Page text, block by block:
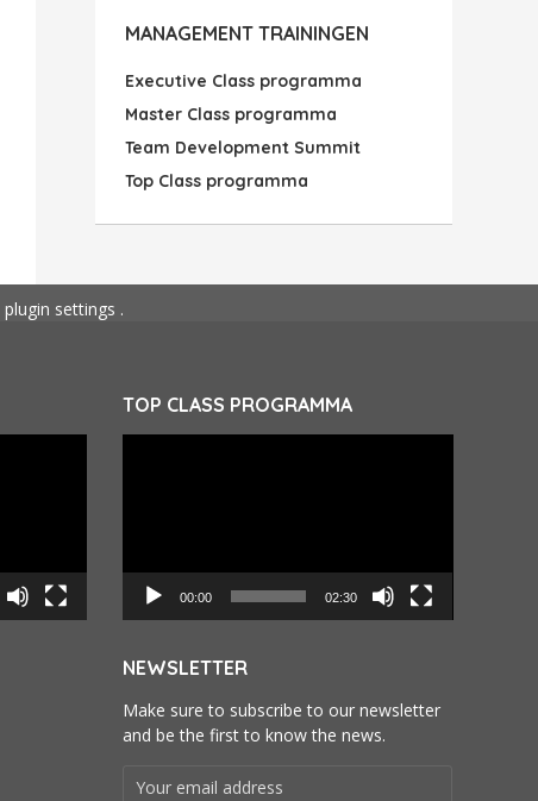
MANAGEMENT TRAININGEN
Executive Class programma
Master Class programma
Team Development Summit
Top Class programma
plugin settings .
TOP CLASS PROGRAMMA
00:00 02:30
NEWSLETTER
Make sure to subscribe to our newsletter
and be the first to know the news.